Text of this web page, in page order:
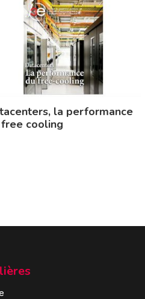
la performance
cooling